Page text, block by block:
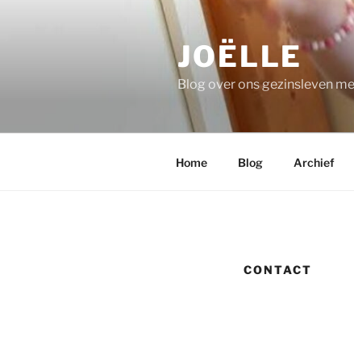
JOËLLE
Blog over ons gezinsleven
Home Blog Archief
CONTACT